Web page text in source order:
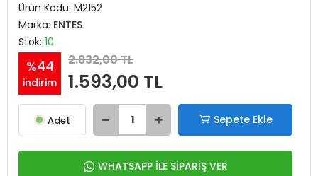
Ürün Kodu: M2152
Marka: ENTES
Stok: 10
%44
indirim
2.832,00 TL
1.593,00 TL
Adet Sepete Ekle
WHATSAPP İLE SİPARİŞ VER